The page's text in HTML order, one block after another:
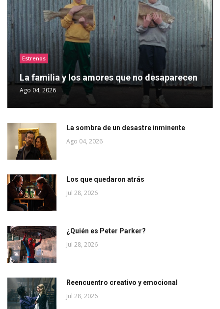
Estrenos
La familia y los amores que no desaparecen
Ago 04, 2026
La sombra de un desastre inminente
Ago 04, 2026
Los que quedaron atrás
Jul 28, 2026
¿Quién es Peter Parker?
Jul 28, 2026
Reencuentro creativo y emocional
Jul 28, 2026